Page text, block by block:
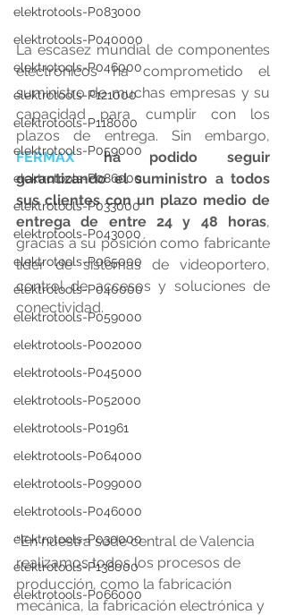
elektrotools-P083000
elektrotools-P040000
elektrotools-P046000
elektrotools-P121000
elektrotools-P118000
elektrotools-P059000
elektrotools-P086000
elektrotools-P033000
elektrotools-P043000
elektrotools-P065000
elektrotools-P040000
elektrotools-P059000
elektrotools-P002000
elektrotools-P045000
elektrotools-P052000
elektrotools-P01961
elektrotools-P064000
elektrotools-P099000
elektrotools-P046000
elektrotools-P030000
elektrotools-P138000
elektrotools-P066000
La escasez mundial de componentes
electrónicos ha comprometido el
suministro de muchas empresas y su
capacidad para cumplir con los
FERMAX ha podido seguir
garantizando el suministro a todos
sus clientes con un plazo medio de
entrega de entre 24 y 48 horas,
gracias a su posición como fabricante
líder de sistemas de videoportero,
control de accesos y soluciones de
conectividad.
“En nuestra sede central de Valencia
realizamos todos los procesos de
producción, como la fabricación
mecánica, la fabricación electrónica y